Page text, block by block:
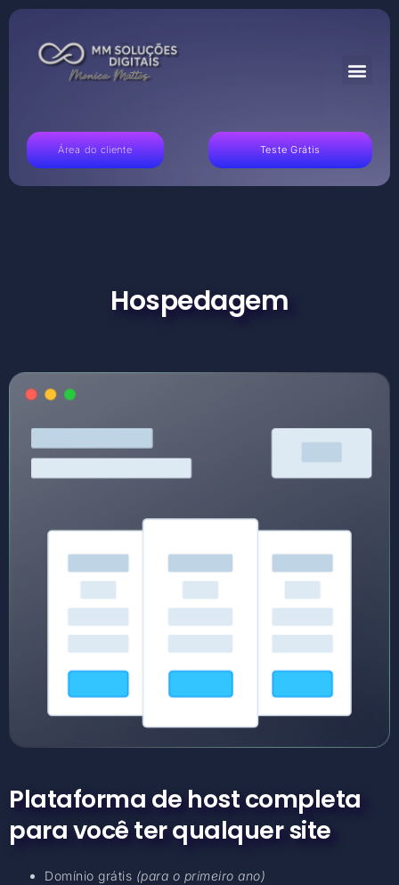
Área do cliente Teste Grátis
Hospedagem
Plataforma de host completa
para você ter qualquer site
Domínio grátis (para o primeiro ano)